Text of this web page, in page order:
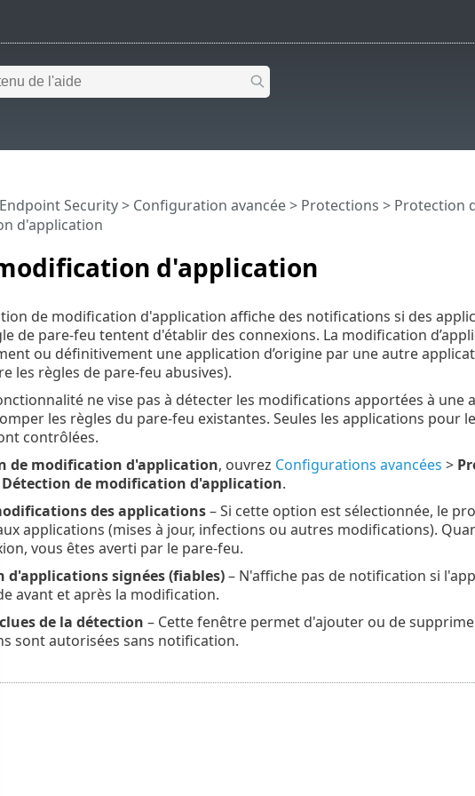
d'application
Endpoint Security> Configuration avancée> Protections > Protection
d'application
de modification d'application affiche des notifications si des
de pare-feu tentent d'établir des connexions. La modification
ou définitivement une application d’origine par une autre
les règles de pare-feu abusives).
ne vise pas à détecter les modifications apportées à une
les règles du pare-feu existantes. Seules les applications pour
contrôlées.
de modification d'application, ouvrez Configurations avancées >
Détection de modification d'application.
des applications– Si cette option est sélectionnée, le
applications (mises à jour, infections ou autres modifications).
vous êtes averti par le pare-feu.
d'applications signées (fiables)– N'affiche pas de notification si
avant et après la modification.
de la détection – Cette fenêtre permet d'ajouter ou de
sont autorisées sans notification.